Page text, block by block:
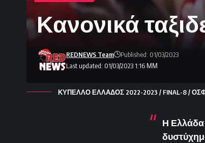
Κανονικά
Last updated: 01/03/2023 1:16 ΜΜ
REDNEWS Team Published: 01/03/2023
ΚΥΠΕΛΛΟ ΕΛΛΑΔΟΣ 2022-2023 / FINAL-8 / ΟΣΦΠ
Η Ελλάδα